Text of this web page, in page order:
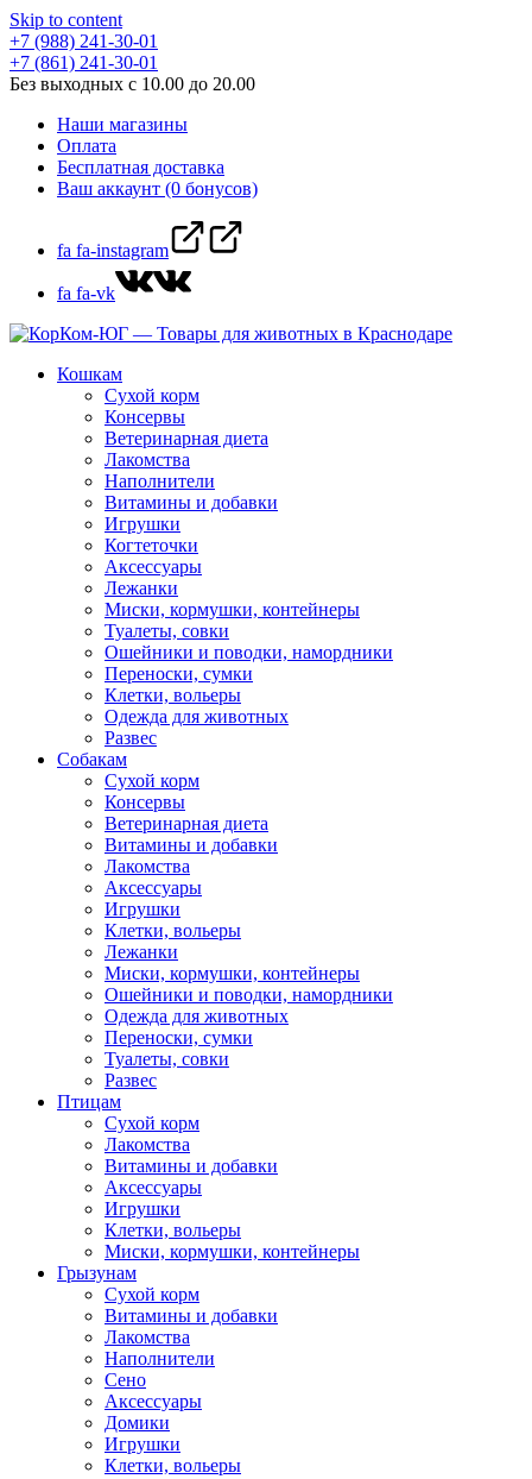
Skip to content
+7 (988) 241-30-01
+7 (861) 241-30-01
Без выходных с 10.00 до 20.00
Наши магазины
Оплата
Бесплатная доставка
Ваш аккаунт (0 бонусов)
fa fa-instagram
fa fa-vk
Кошкам
Сухой корм
Консервы
Ветеринарная диета
Лакомства
Наполнители
Витамины и добавки
Игрушки
Когтеточки
Аксессуары
Лежанки
Миски, кормушки, контейнеры
Туалеты, совки
Ошейники и поводки, намордники
Переноски, сумки
Клетки, вольеры
Одежда для животных
Развес
Собакам
Сухой корм
Консервы
Ветеринарная диета
Витамины и добавки
Лакомства
Аксессуары
Игрушки
Клетки, вольеры
Лежанки
Миски, кормушки, контейнеры
Ошейники и поводки, намордники
Одежда для животных
Переноски, сумки
Туалеты, совки
Развес
Птицам
Сухой корм
Лакомства
Витамины и добавки
Аксессуары
Игрушки
Клетки, вольеры
Миски, кормушки, контейнеры
Грызунам
Сухой корм
Витамины и добавки
Лакомства
Наполнители
Сено
Аксессуары
Домики
Игрушки
Клетки, вольеры